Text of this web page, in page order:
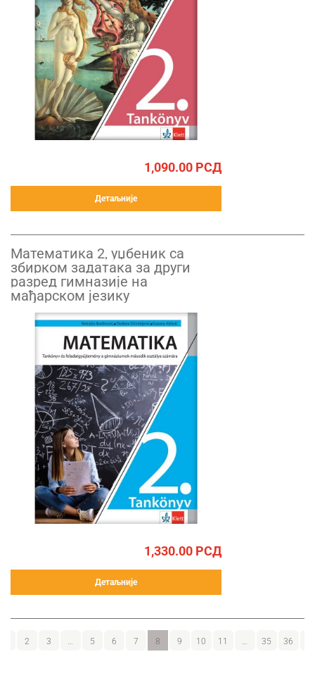
1,090.00 РСД
Детаљније
Математика 2, уџбеник са
збирком задатака за други
разред гимназије на
мађарском језику
1,330.00 РСД
Детаљније
2 3 5 6 7 8 9 10 11 35 36